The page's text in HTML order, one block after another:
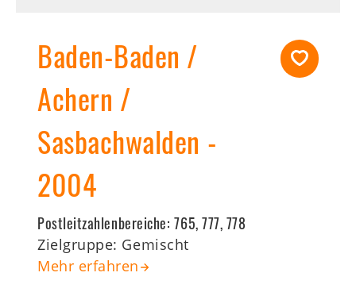
Baden-Baden /
Achern /
Sasbachwalden -
2004
Postleitzahlenbereiche: 765, 777, 778
Zielgruppe: Gemischt
Mehr erfahren